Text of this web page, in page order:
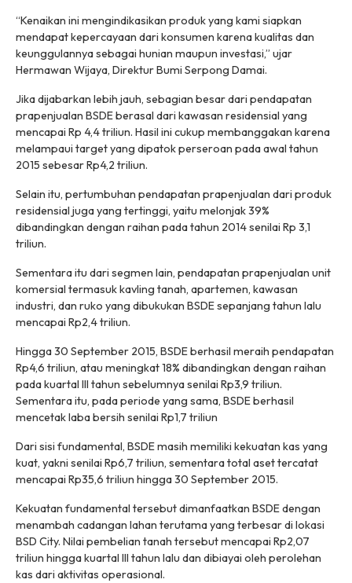
“Kenaikan ini mengindikasikan produk yang kami siapkan
mendapat kepercayaan dari konsumen karena kualitas dan
keunggulannya sebagai hunian maupun investasi,” ujar
Hermawan Wijaya, Direktur Bumi Serpong Damai.
Jika dijabarkan lebih jauh, sebagian besar dari pendapatan
prapenjualan BSDE berasal dari kawasan residensial yang
mencapai Rp 4,4 triliun. Hasil ini cukup membanggakan karena
melampaui target yang dipatok perseroan pada awal tahun
2015 sebesar Rp4,2 triliun.
Selain itu, pertumbuhan pendapatan prapenjualan dari produk
residensial juga yang tertinggi, yaitu melonjak 39%
dibandingkan dengan raihan pada tahun 2014 senilai Rp 3,1
triliun.
Sementara itu dari segmen lain, pendapatan prapenjualan unit
komersial termasuk kavling tanah, apartemen, kawasan
industri, dan ruko yang dibukukan BSDE sepanjang tahun lalu
mencapai Rp2,4 triliun.
Hingga 30 September 2015, BSDE berhasil meraih pendapatan
Rp4,6 triliun, atau meningkat 18% dibandingkan dengan raihan
pada kuartal III tahun sebelumnya senilai Rp3,9 triliun.
Sementara itu, pada periode yang sama, BSDE berhasil
mencetak laba bersih senilai Rp1,7 triliun
Dari sisi fundamental, BSDE masih memiliki kekuatan kas yang
kuat, yakni senilai Rp6,7 triliun, sementara total aset tercatat
mencapai Rp35,6 triliun hingga 30 September 2015.
Kekuatan fundamental tersebut dimanfaatkan BSDE dengan
menambah cadangan lahan terutama yang terbesar di lokasi
BSD City. Nilai pembelian tanah tersebut mencapai Rp2,07
triliun hingga kuartal III tahun lalu dan dibiayai oleh perolehan
kas dari aktivitas operasional.